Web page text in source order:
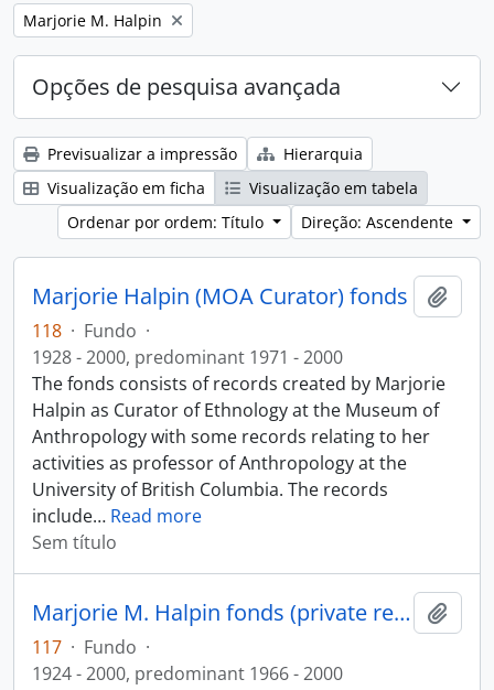
Remove filter:
Marjorie M. Halpin
Opções de pesquisa avançada
Previsualizar a impressão
Hierarquia
Visualização em ficha
Visualização em tabela
Ordenar por ordem: Título
Direção: Ascendente
Marjorie Halpin (MOA Curator) fonds
118 · Fundo ·
1928 - 2000, predominant 1971 - 2000
The fonds consists of records created by Marjorie
Halpin as Curator of Ethnology at the Museum of
Anthropology with some records relating to her
activities as professor of Anthropology at the
University of British Columbia. The records
include… Read more
Sem título
Marjorie M. Halpin fonds (private records)
117 · Fundo ·
1924 - 2000, predominant 1966 - 2000